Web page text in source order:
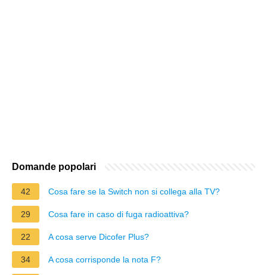
Domande popolari
42 Cosa fare se la Switch non si collega alla TV?
29 Cosa fare in caso di fuga radioattiva?
22 A cosa serve Dicofer Plus?
34 A cosa corrisponde la nota F?